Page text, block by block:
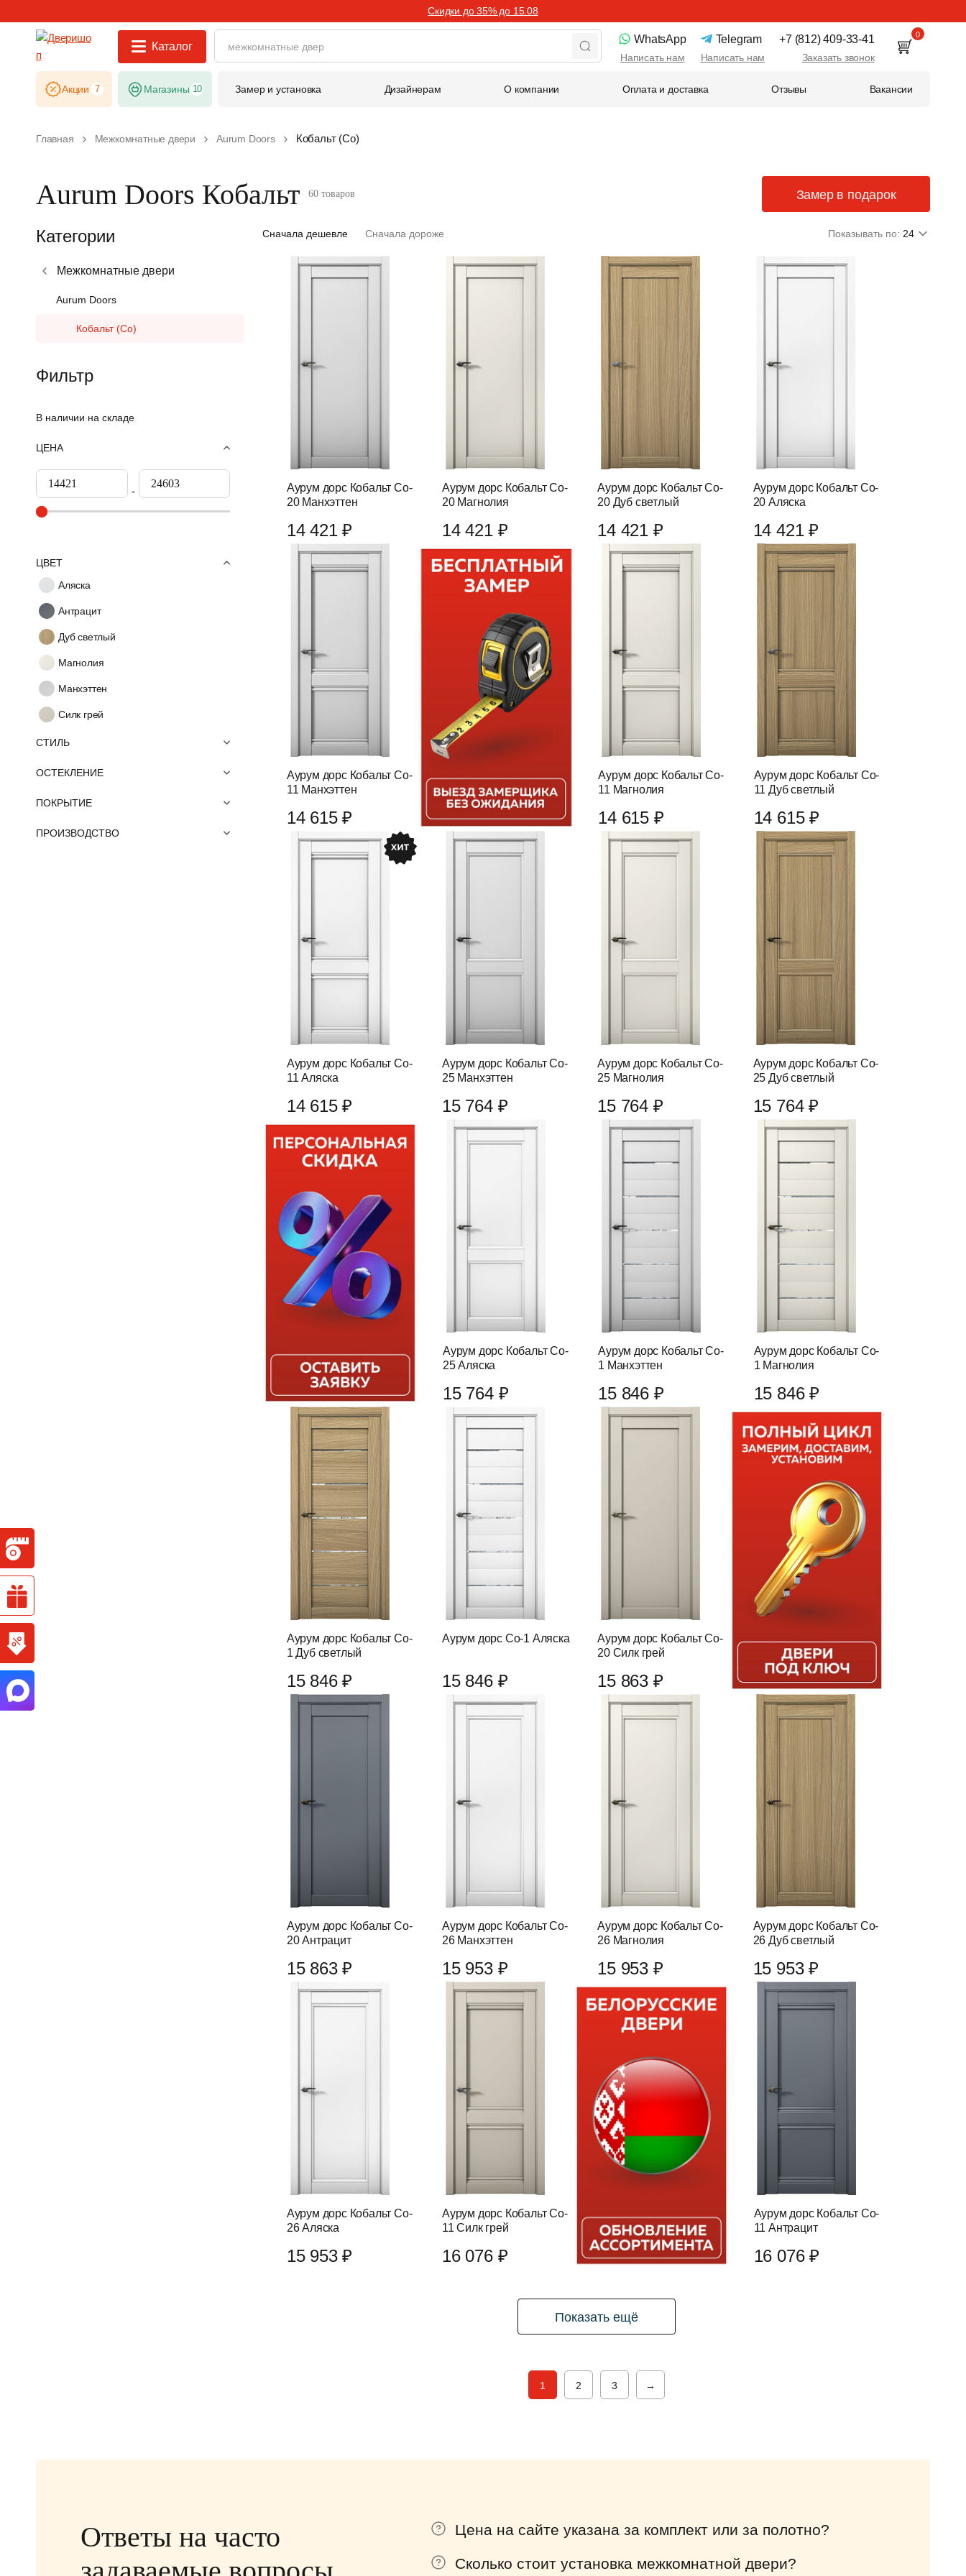
Скидки до 35% до 15.08
Каталог
WhatsApp
Написать нам
Telegram
Написать нам
+7 (812) 409-33-41
Заказать звонок
0
Акции 7 Магазины 10 Замер и установка Дизайнерам О компании Оплата и доставка Отзывы Вакансии
Главная Межкомнатные двери Aurum Doors Кобальт (Co)
Aurum Doors Кобальт 60 товаров Замер в подарок
Категории
Межкомнатные двери
Aurum Doors
Кобальт (Co)
Фильтр
В наличии на складе
ЦЕНА
ЦВЕТ
Аляска
Антрацит
Дуб светлый
Магнолия
Манхэттен
Силк грей
СТИЛЬ
ОСТЕКЛЕНИЕ
ПОКРЫТИЕ
ПРОИЗВОДСТВО
Сначала дешевле Сначала дороже Показывать по: 24
Аурум дорс Кобальт Co-
20 Манхэттен
14 421 ₽
Аурум дорс Кобальт Co-
20 Магнолия
14 421 ₽
Аурум дорс Кобальт Co-
20 Дуб светлый
14 421 ₽
Аурум дорс Кобальт Co-
20 Аляска
14 421 ₽
Аурум дорс Кобальт Co-
11 Манхэттен
14 615 ₽
Аурум дорс Кобальт Co-
11 Магнолия
14 615 ₽
Аурум дорс Кобальт Co-
11 Дуб светлый
14 615 ₽
Аурум дорс Кобальт Co-
11 Аляска
14 615 ₽
Аурум дорс Кобальт Co-
25 Манхэттен
15 764 ₽
Аурум дорс Кобальт Co-
25 Магнолия
15 764 ₽
Аурум дорс Кобальт Co-
25 Дуб светлый
15 764 ₽
Аурум дорс Кобальт Co-
25 Аляска
15 764 ₽
Аурум дорс Кобальт Co-
1 Манхэттен
15 846 ₽
Аурум дорс Кобальт Co-
1 Магнолия
15 846 ₽
Аурум дорс Кобальт Co-
1 Дуб светлый
15 846 ₽
Аурум дорс Co-1 Аляска
15 846 ₽
Аурум дорс Кобальт Co-
20 Силк грей
15 863 ₽
Аурум дорс Кобальт Co-
20 Антрацит
15 863 ₽
Аурум дорс Кобальт Co-
26 Манхэттен
15 953 ₽
Аурум дорс Кобальт Co-
26 Магнолия
15 953 ₽
Аурум дорс Кобальт Co-
26 Дуб светлый
15 953 ₽
Аурум дорс Кобальт Co-
26 Аляска
15 953 ₽
Аурум дорс Кобальт Co-
11 Силк грей
16 076 ₽
Аурум дорс Кобальт Co-
11 Антрацит
16 076 ₽
Показать ещё
1 2 3 →
Ответы на часто
Цена на сайте указана за комплект или за полотно?
Сколько стоит установка межкомнатной двери?